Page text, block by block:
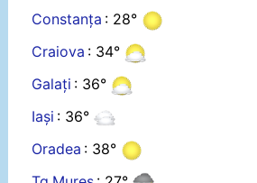
Constanța : 28°
Craiova : 34°
Galați : 36°
Iași : 36°
Oradea : 38°